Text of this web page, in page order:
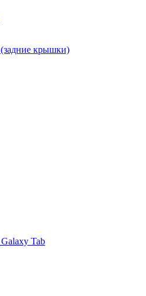
крышки)
Galaxy Tab